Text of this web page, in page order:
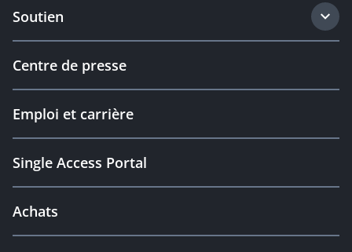
Soutien
Centre de presse
Emploi et carrière
Single Access Portal
Achats